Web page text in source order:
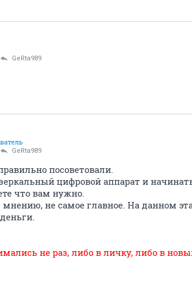
GeRta989
GeRta989
посоветовали.
цифровой аппарат и
что вам нужно.
не самое главное. На данном
не раз, либо в личку, либо в